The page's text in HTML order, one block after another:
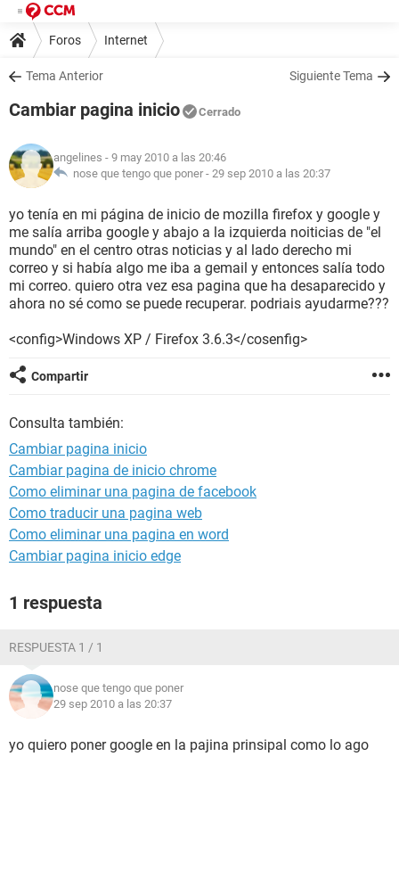
Foros Internet
Tema Anterior Siguiente Tema
Cambiar pagina inicio Cerrado
angelines - 9 may 2010 a las 20:46
nose que tengo que poner - 29 sep 2010 a las 20:37
yo tenía en mi página de inicio de mozilla firefox y google y
me salía arriba google y abajo a la izquierda noiticias de "el
mundo" en el centro otras noticias y al lado derecho mi
correo y si había algo me iba a gemail y entonces salía todo
mi correo. quiero otra vez esa pagina que ha desaparecido y
ahora no sé como se puede recuperar. podriais ayudarme???
<config>Windows XP / Firefox 3.6.3</cosenfig>
Compartir
Consulta también:
Cambiar pagina inicio
Cambiar pagina de inicio chrome
Como eliminar una pagina de facebook
Como traducir una pagina web
Como eliminar una pagina en word
Cambiar pagina inicio edge
1 respuesta
RESPUESTA 1 / 1
nose que tengo que poner
29 sep 2010 a las 20:37
yo quiero poner google en la pajina prinsipal como lo ago